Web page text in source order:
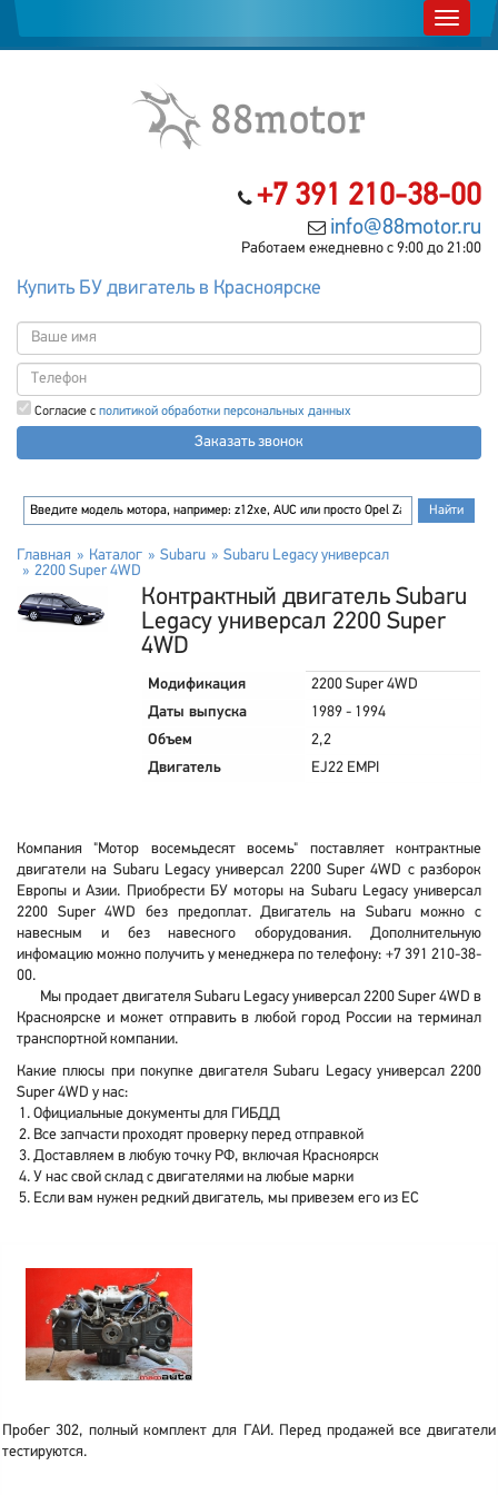
+7 391 210-38-00
info@88motor.ru
Работаем ежедневно с 9:00 до 21:00
Купить БУ двигатель в Красноярске
Согласие с политикой обработки персональных данных
Заказать звонок
Главная Каталог Subaru
Subaru Legacy универсал
2200 Super 4WD
Контрактный двигатель Subaru
Legacy универсал 2200 Super
4WD
Модификация
2200 Super 4WD
Даты выпуска
1989 - 1994
Объем
2,2
Двигатель
EJ22 EMPI
Компания "Мотор восемьдесят восемь" поставляет контрактные
двигатели на Subaru Legacy универсал 2200 Super 4WD с разборок
Европы и Азии. Приобрести БУ моторы на Subaru Legacy универсал
2200 Super 4WD без предоплат. Двигатель на Subaru можно с
навесным и без навесного оборудования. Дополнительную
инфомацию можно получить у менеджера по телефону: +7 391 210-38-
00.
Мы продает двигателя Subaru Legacy универсал 2200 Super 4WD в
Красноярске и может отправить в любой город России на терминал
транспортной компании.
Какие плюсы при покупке двигателя Subaru Legacy универсал 2200
Super 4WD у нас:
Официальные документы для ГИБДД
Все запчасти проходят проверку перед отправкой
Доставляем в любую точку РФ, включая Красноярск
У нас свой склад с двигателями на любые марки
Если вам нужен редкий двигатель, мы привезем его из ЕС
Пробег 302, полный комплект для ГАИ. Перед продажей все двигатели
тестируются.